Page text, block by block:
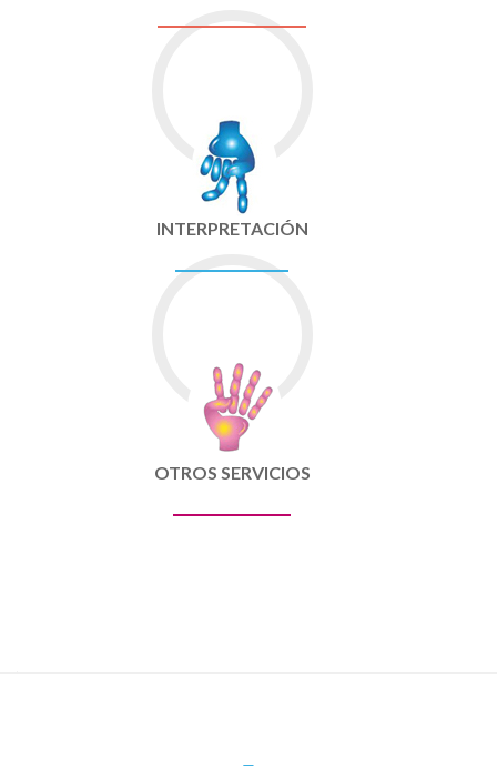
INTERPRETACIÓN
OTROS SERVICIOS